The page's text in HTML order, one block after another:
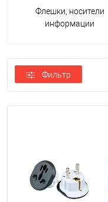
Флешки, носители
информации
Фильтр